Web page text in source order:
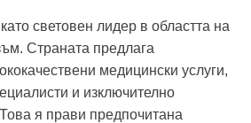
световен лидер в областта на
Страната предлага
медицински услуги,
и изключително
я прави предпочитана